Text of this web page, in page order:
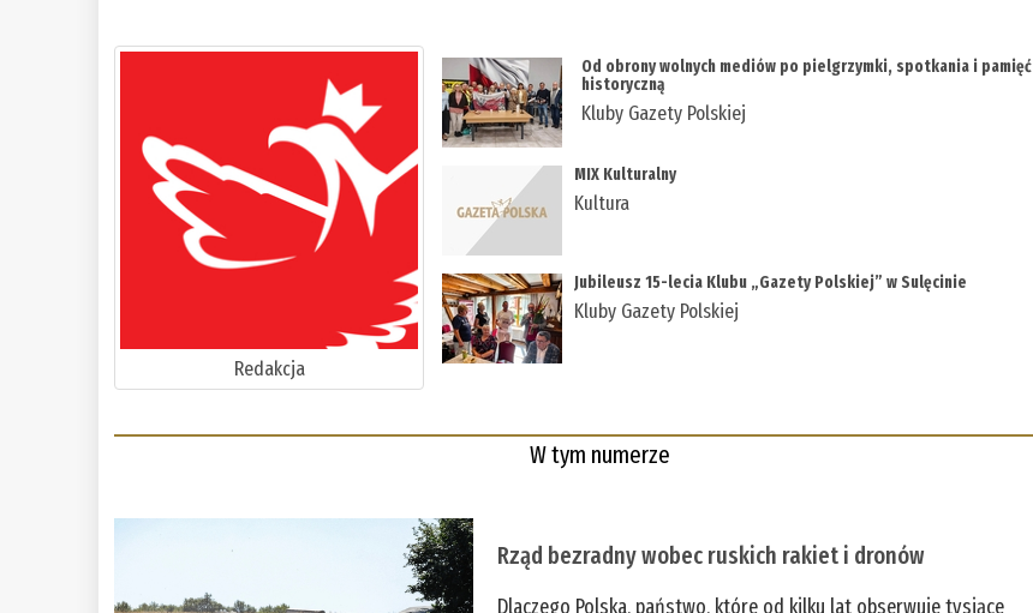
Redakcja
Od obrony wolnych mediów po pielgrzymki, spotkania i pamięć
historyczną
Kluby Gazety Polskiej
MIX Kulturalny
Kultura
Jubileusz 15-lecia Klubu „Gazety Polskiej” w Sulęcinie
Kluby Gazety Polskiej
W tym numerze
Rząd bezradny wobec ruskich rakiet i dronów
Dlaczego Polska, państwo, które od kilku lat obserwuje tysiące